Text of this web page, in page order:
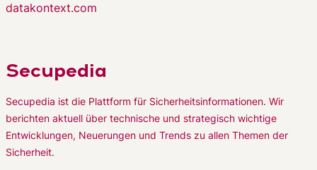
datakontext.com
Secupedia
Secupedia ist die Plattform für Sicherheitsinformationen. Wir
berichten aktuell über technische und strategisch wichtige
Entwicklungen, Neuerungen und Trends zu allen Themen der
Sicherheit.